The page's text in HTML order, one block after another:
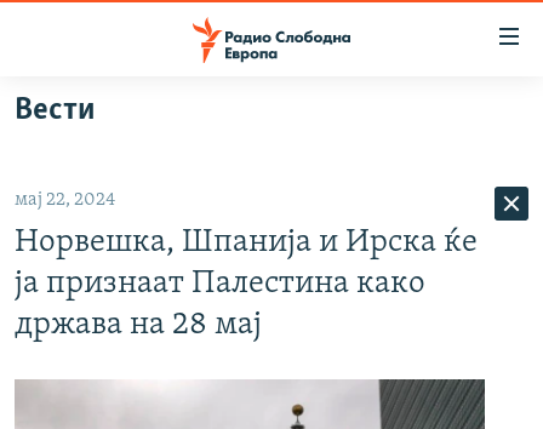
Оди
на
главната
навигација
Премини
на
ВИЗУЕЛНО
ВЕСТИ
ШТО ТРЕБА ДА ЗНАЕТЕ
ПРИЈАВИ СЕ ЗА ЊУЗЛЕТЕР
ПОДКАСТ ЗОШТО?
Вести
мај 22, 2024
Норвешка, Шпанија и Ирска ќе
ја признаат Палестина како
држава на 28 мај